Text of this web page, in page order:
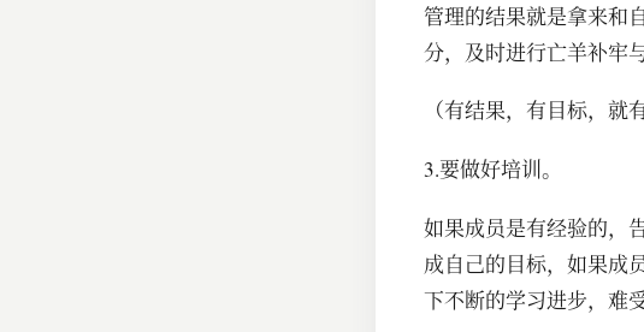
管理的结果就是拿来和
分，及时进行亡羊补牢
（有结果，有目标，就
3.要做好培训。
如果成员是有经验的，
成自己的目标，如果成
下不断的学习进步，难